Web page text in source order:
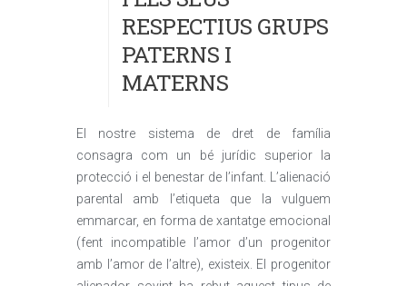
RESPECTIUS GRUPS
PATERNS I
MATERNS
El nostre sistema de dret de família
consagra com un bé jurídic superior la
protecció i el benestar de l’infant. L’alienació
parental amb l’etiqueta que la vulguem
emmarcar, en forma de xantatge emocional
(fent incompatible l’amor d’un progenitor
amb l’amor de l’altre), existeix. El progenitor